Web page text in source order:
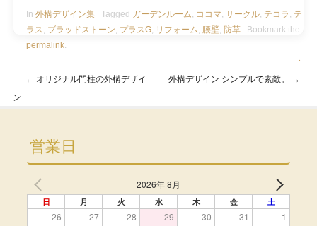
In 外構デザイン集 Tagged ガーデンルーム ココマ サークル テコラ
テ
ラス
ブラッドストーン プラスG リフォーム 腰壁 防草 Bookmark the
permalink
・
Post navigation
← オリジナル門柱の外構デザイ
ン
外構デザイン シンプルで素敵。 →
営業日
2026年 8月
日 月 火 水 木 金 土
26 27 28 29 30 31 1